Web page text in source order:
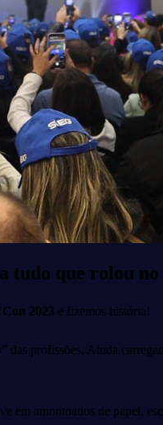
tudo que rolou no
2023 e fizemos história!
das profissões. Ainda
em amontoados de papel,